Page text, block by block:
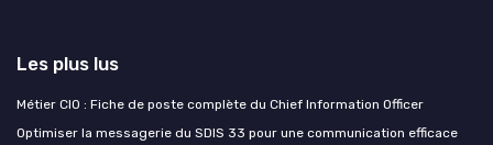
Les plus lus
Métier CIO : Fiche de poste complète du Chief Information Officer
Optimiser la messagerie du SDIS 33 pour une communication efficace